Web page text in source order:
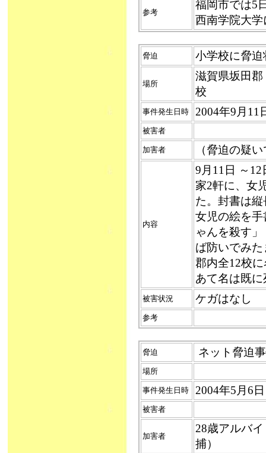
参考
福岡市では5
西南学院大
脅迫 小学校に脅迫
場所
滋賀県坂田
校
事件発生日時 2004年9月
被害者
加害者 （脅迫の疑
内容
9月11日 ～
家2軒に、女
た。封書は
女児の絵を
ゃんを殺す
ば防いでみ
郡内全12校
あて名は既
被害状況 ケガはなし
参考
脅迫 ネット脅迫
場所
事件発生日時 2004年5月6日
被害者
加害者
28歳アルバ
捕）